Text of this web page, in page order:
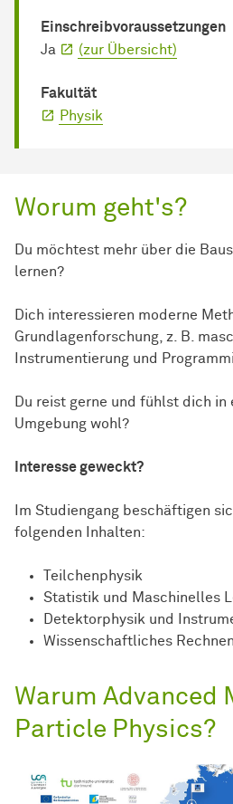
Einschreib­voraussetzungen
Ja
(zur Übersicht)
Fakultät
Physik
Worum geht's?
Du möchtest mehr über die
lernen?
Dich interessieren moderne
Grundlagenforschung, z. B.
Instrumentierung und
Du reist gerne und fühlst dich
Umgebung wohl?
Interesse geweckt?
Im Studiengang beschäftigen
folgenden Inhalten:
Teilchenphysik
Statistik und Maschinelles
Detektorphysik und
Wissenschaftliches
Warum Advanced
Particle Physics?